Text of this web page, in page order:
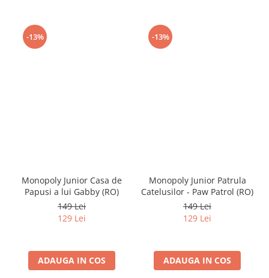
-13%
Monopoly Junior Casa de
Papusi a lui Gabby (RO)
149 Lei
129 Lei
ADAUGA IN COS
-13%
Monopoly Junior Patrula
Catelusilor - Paw Patrol (RO)
149 Lei
129 Lei
ADAUGA IN COS